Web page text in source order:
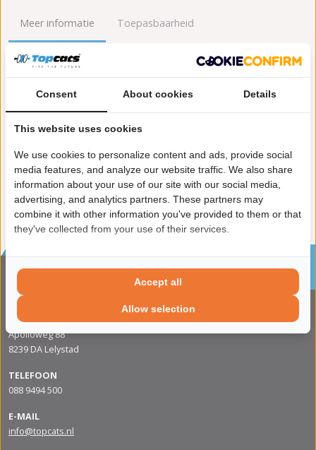
Meer informatie Toepasbaarheid
Origineel nummers
Garantie:2 jaar garantie
Materiaal:Keramiek
Enkel in combinatie met:FK92042
Product in orde:
Controleteken:E57-103R
Sinds 2002 de specialist in katalysatoren en
roetfilters
CONTACTGEGVENS
ADRES
Apolloweg 88
8239 DA Lelystad
TELEFOON
088 9494 500
E-MAIL
info@topcats.nl
Consent About cookies Details
This website uses cookies
We use cookies to personalize content and ads, provide social
media features, and analyze our website traffic. We also share
information about your use of our site with our social media,
advertising, and analytics partners. These partners may
combine it with other information you've provided to them or that
they've collected from your use of their services.
Allow selection
Accept all